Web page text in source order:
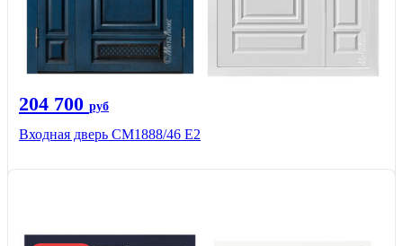
204 700 руб
Входная дверь СМ1888/46 Е2